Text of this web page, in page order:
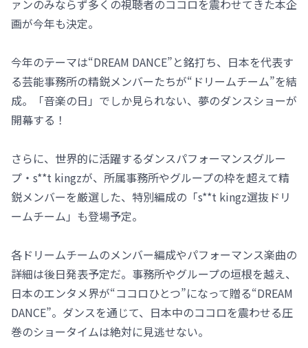
ァンのみならず多くの視聴者のココロを震わせてきた本企
画が今年も決定。
今年のテーマは“DREAM DANCE”と銘打ち、日本を代表す
る芸能事務所の精鋭メンバーたちが“ドリームチーム”を結
成。「音楽の日」でしか見られない、夢のダンスショーが
開幕する！
さらに、世界的に活躍するダンスパフォーマンスグルー
プ・s**t kingzが、所属事務所やグループの枠を超えて精
鋭メンバーを厳選した、特別編成の「s**t kingz選抜ドリ
ームチーム」も登場予定。
各ドリームチームのメンバー編成やパフォーマンス楽曲の
詳細は後日発表予定だ。事務所やグループの垣根を越え、
日本のエンタメ界が“ココロひとつ”になって贈る“DREAM
DANCE”。ダンスを通じて、日本中のココロを震わせる圧
巻のショータイムは絶対に見逃せない。